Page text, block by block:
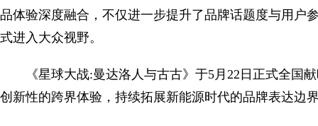
品体验深度融合，不仅进一步提升了品牌话题度与用户
式进入大众视野。
《星球大战:曼达洛人与古古》于5月22日正式全国
创新性的跨界体验，持续拓展新能源时代的品牌表达边